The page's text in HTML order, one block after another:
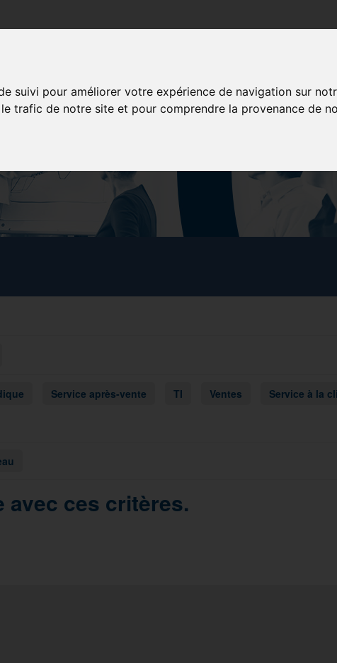
suivi pour améliorer votre expérience de navigation sur
trafic de notre site et pour comprendre la provenance de
Service après-vente TI Ventes Service à la
ces critères.